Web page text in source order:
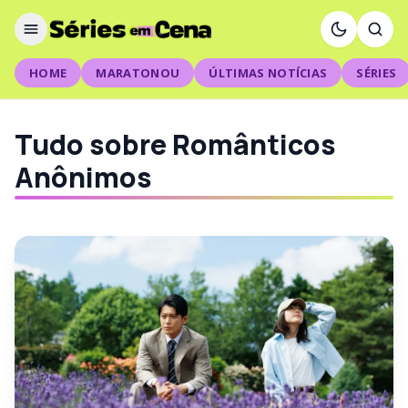
HOME MARATONOU ÚLTIMAS NOTÍCIAS SÉRIES
Tudo sobre Românticos
Anônimos